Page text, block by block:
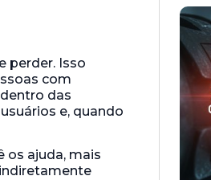
perder. Isso
com
das
e, quando
os ajuda, mais